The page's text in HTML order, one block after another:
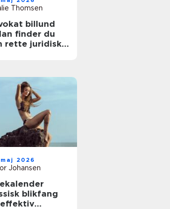
Thomsen
billund
finder du
rette juridiske
2026
Johansen
blikfang